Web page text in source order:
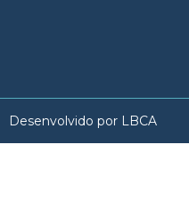
Desenvolvido por LBCA